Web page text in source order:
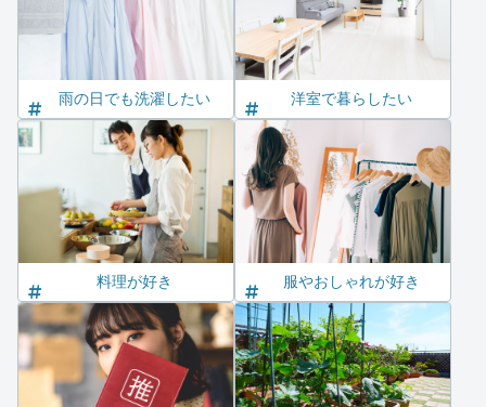
雨の日でも洗濯したい 洋室で暮らしたい
料理が好き 服やおしゃれが好き